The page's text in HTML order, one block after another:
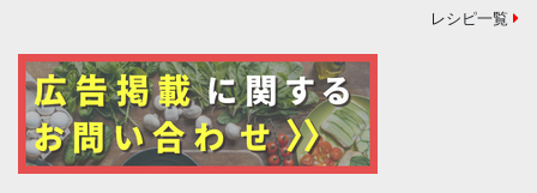
レシピ一覧